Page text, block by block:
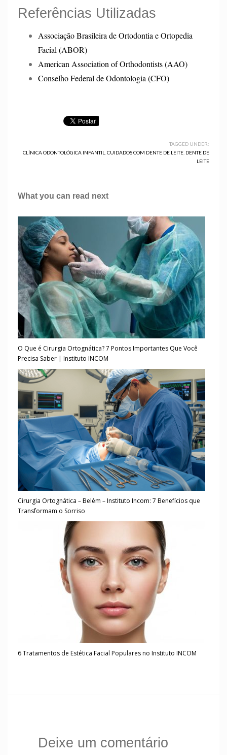
Referências Utilizadas
Associação Brasileira de Ortodontia e Ortopedia
Facial (ABOR)
American Association of Orthodontists (AAO)
Conselho Federal de Odontologia (CFO)
TAGGED UNDER:
CLÍNICA ODONTOLÓGICA INFANTIL CUIDADOS COM DENTE DE LEITE DENTE DE
LEITE
What you can read next
O Que é Cirurgia Ortognática? 7 Pontos Importantes Que Você
Precisa Saber | Instituto INCOM
Cirurgia Ortognática – Belém – Instituto Incom: 7 Benefícios que
Transformam o Sorriso
6 Tratamentos de Estética Facial Populares no Instituto INCOM
Deixe um comentário